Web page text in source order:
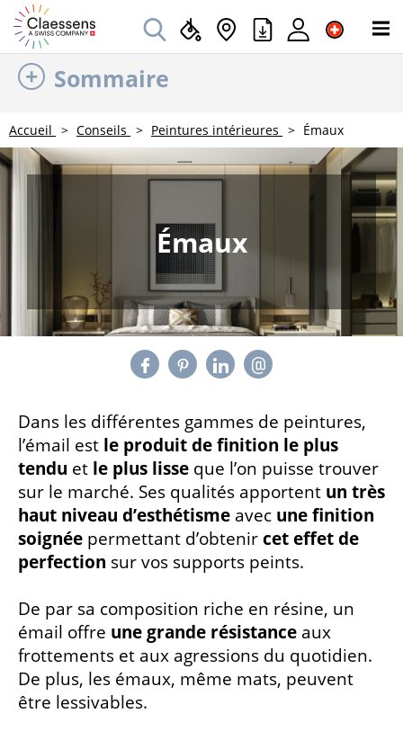
Sommaire
Accueil Conseils Peintures intérieures Émaux
Émaux
Dans les différentes gammes de peintures,
l’émail est le produit de finition le plus
tendu et le plus lisse que l’on puisse trouver
sur le marché. Ses qualités apportent un très
haut niveau d’esthétisme avec une finition
soignée permettant d’obtenircet effet de
perfection sur vos supports peints.
De par sa composition riche en résine, un
émail offre une grande résistance aux
frottements et aux agressions du quotidien.
De plus, les émaux, même mats, peuvent
être lessivables.